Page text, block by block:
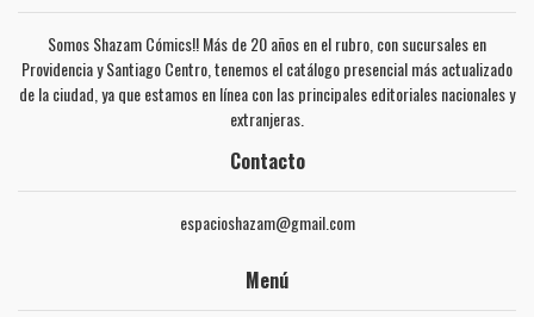
Somos Shazam Cómics!! Más de 20 años en el rubro, con sucursales en
Providencia y Santiago Centro, tenemos el catálogo presencial más actualizado
de la ciudad, ya que estamos en línea con las principales editoriales nacionales y
extranjeras.
Contacto
espacioshazam@gmail.com
Menú